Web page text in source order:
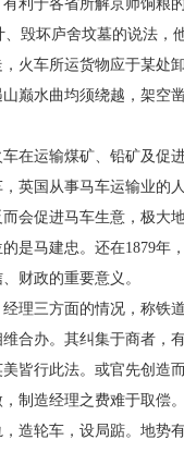
利于各省所解京师饷粮
毁坏庐舍坟墓的说法，
火车所运货物应于某处
巅水曲均须绕越，架空
在运输煤矿、铅矿及促
英国从事马车运输业的
会促进马车生意，极大
是马建忠。还在1879年
财政的重要意义。
理三方面的情况，称铁
合办。其纠集于商者，
皆行此法。或官先创造
制造经理之费难于取偿
造轮车，设局踮。地势